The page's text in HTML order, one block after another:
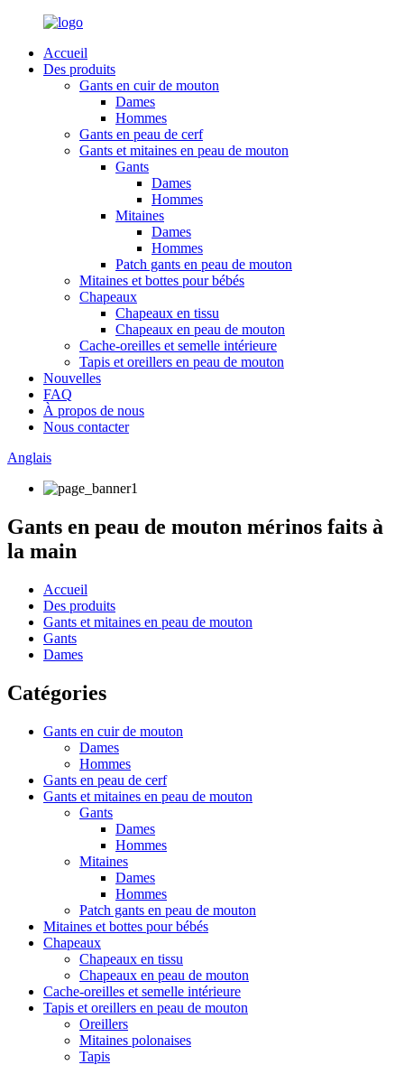
Accueil
Des produits
Gants en cuir de mouton
Dames
Hommes
Gants en peau de cerf
Gants et mitaines en peau de mouton
Gants
Dames
Hommes
Mitaines
Dames
Hommes
Patch gants en peau de mouton
Mitaines et bottes pour bébés
Chapeaux
Chapeaux en tissu
Chapeaux en peau de mouton
Cache-oreilles et semelle intérieure
Tapis et oreillers en peau de mouton
Nouvelles
FAQ
À propos de nous
Nous contacter
Anglais
Gants en peau de mouton mérinos faits à
la main
Accueil
Des produits
Gants et mitaines en peau de mouton
Gants
Dames
Catégories
Gants en cuir de mouton
Dames
Hommes
Gants en peau de cerf
Gants et mitaines en peau de mouton
Gants
Dames
Hommes
Mitaines
Dames
Hommes
Patch gants en peau de mouton
Mitaines et bottes pour bébés
Chapeaux
Chapeaux en tissu
Chapeaux en peau de mouton
Cache-oreilles et semelle intérieure
Tapis et oreillers en peau de mouton
Oreillers
Mitaines polonaises
Tapis